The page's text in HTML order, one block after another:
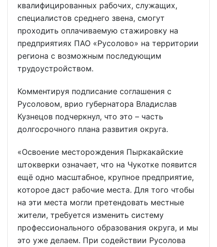
квалифицированных рабочих, служащих,
специалистов среднего звена, смогут
проходить оплачиваемую стажировку на
предприятиях ПАО «Русолово» на территории
региона с возможным последующим
трудоустройством.
Комментируя подписание соглашения с
Русоловом, врио губернатора Владислав
Кузнецов подчеркнул, что это – часть
долгосрочного плана развития округа.
«Освоение месторождения Пыркакайские
штокверки означает, что на Чукотке появится
ещё одно масштабное, крупное предприятие,
которое даст рабочие места. Для того чтобы
на эти места могли претендовать местные
жители, требуется изменить систему
профессионального образования округа, и мы
это уже делаем. При содействии Русолова